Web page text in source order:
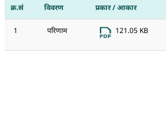
क्र.सं विवरण प्रकार / आकार
1 परिणाम 121.05 KB